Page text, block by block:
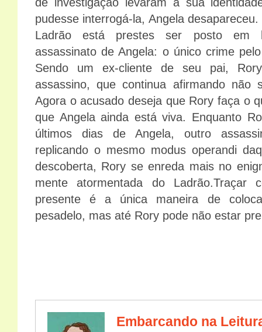
pudesse interrogá-la, Angela
Ladrão está prestes ser posto em
assassinato de Angela: o único crime
Sendo um ex-cliente de seu pai,
assassino, que continua afirmando não
Agora o acusado deseja que Rory faça o
que Angela ainda está viva. Enquanto
últimos dias de Angela, outro
replicando o mesmo modus operandi
descoberta, Rory se enreda mais no
mente atormentada do Ladrão.Traçar
presente é a única maneira de
pesadelo, mas até Rory pode não estar
Embarcando na